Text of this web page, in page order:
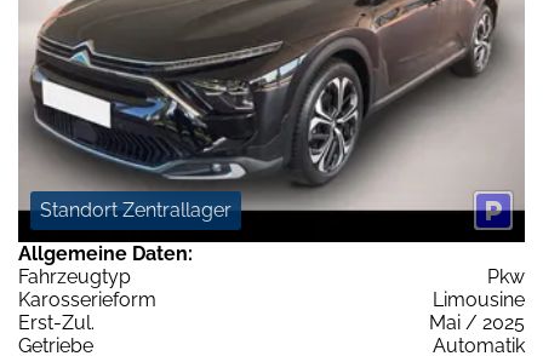
Standort Zentrallager
Allgemeine Daten:
Fahrzeugtyp
Pkw
Karosserieform
Limousine
Erst-Zul.
Mai / 2025
Getriebe
Automatik